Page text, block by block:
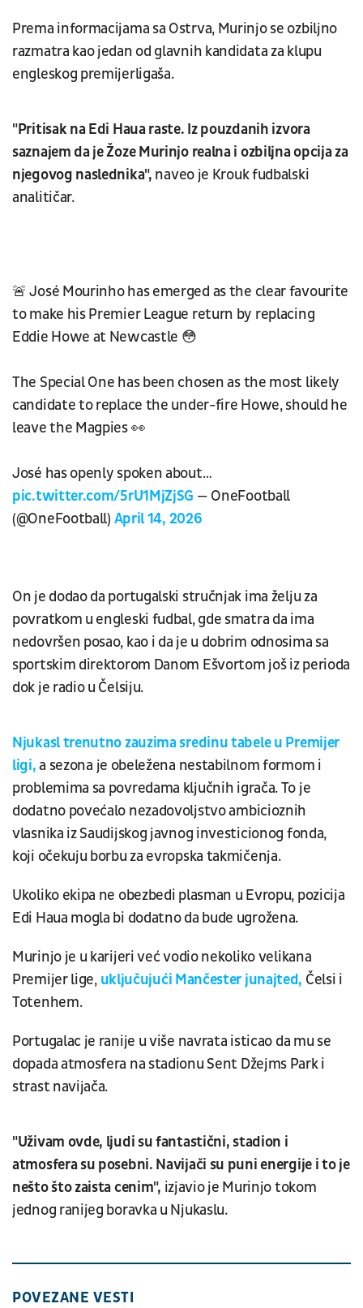
Prema informacijama sa Ostrva, Murinjo se ozbiljno
razmatra kao jedan od glavnih kandidata za klupu
engleskog premijerligaša.
"Pritisak na Edi Haua raste. Iz pouzdanih izvora
saznajem da je Žoze Murinjo realna i ozbiljna opcija za
njegovog naslednika", naveo je Krouk fudbalski
analitičar.
🚨 José Mourinho has emerged as the clear favourite
to make his Premier League return by replacing
Eddie Howe at Newcastle 😳
The Special One has been chosen as the most likely
candidate to replace the under-fire Howe, should he
leave the Magpies 👀
José has openly spoken about…
pic.twitter.com/5rU1MjZjSG — OneFootball
(@OneFootball) April 14, 2026
On je dodao da portugalski stručnjak ima želju za
povratkom u engleski fudbal, gde smatra da ima
nedovršen posao, kao i da je u dobrim odnosima sa
sportskim direktorom Danom Ešvortom još iz perioda
dok je radio u Čelsiju.
Njukasl trenutno zauzima sredinu tabele u Premijer
ligi,a sezona je obeležena nestabilnom formom i
problemima sa povredama ključnih igrača. To je
dodatno povećalo nezadovoljstvo ambicioznih
vlasnika iz Saudijskog javnog investicionog fonda,
koji očekuju borbu za evropska takmičenja.
Ukoliko ekipa ne obezbedi plasman u Evropu, pozicija
Edi Haua mogla bi dodatno da bude ugrožena.
Murinjo je u karijeri već vodio nekoliko velikana
Premijer lige, uključujući Mančester junajted, Čelsi i
Totenhem.
Portugalac je ranije u više navrata isticao da mu se
dopada atmosfera na stadionu Sent Džejms Park i
strast navijača.
"Uživam ovde, ljudi su fantastični, stadion i
atmosfera su posebni. Navijači su puni energije i to je
nešto što zaista cenim", izjavio je Murinjo tokom
jednog ranijeg boravka u Njukaslu.
POVEZANE VESTI